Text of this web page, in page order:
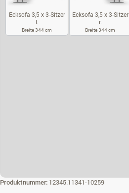
Ecksofa 3,5 x 3-Sitzer
l.
Breite 344 cm
Ecksofa 3,5 x 3-Sitzer
r.
Breite 344 cm
Produktnummer: 12345.11341-10259